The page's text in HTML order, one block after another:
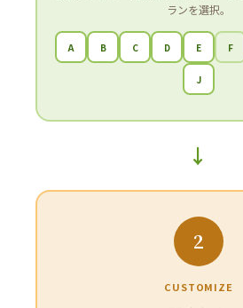
ランを選択。
A B C D E F
J
→
2
CUSTOMIZE